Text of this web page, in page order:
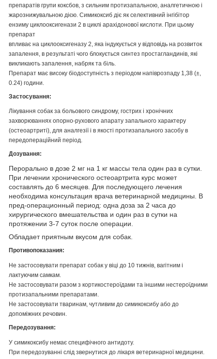
препаратів групи коксбов, з сильним протизапальною, аналгетичною і
жарознижувальною дією. Симикоксиб діє як селективний інгібітор
ензиму циклооксигенази 2 в циклі арахідонової кислоти. При цьому
препарат
впливає на циклооксигеназу 2, яка індукується у відповідь на розвиток
запалення, в результаті чого блокується синтез простагландинів, які
викликають запалення, набряк та біль.
Препарат має високу біодоступність з періодом напіврозпаду 1,38 (±,
0.24) години.
Застосування:
Лікування собак за больового синдрому, гострих і хронічних
захворюваннях опорно-рухового апарату запального характеру
(остеоартриті), для аналгезії і в якості протизапального засобу в
передопераційний період.
Дозування:
Перорально в дозе 2 мг на 1 кг массы тела один раз в сутки.
При лечении хронического остеоартрита курс может
составлять до 6 месяцев. Для последующего лечения
необходима консультация врача ветеринарной медицины. В
пред-операционный период: одна доза за 2 часа до
хирургического вмешательства и один раз в сутки на
протяжении 3-7 суток после операции.
Обладает приятным вкусом для собак.
Противопоказания:
Не застосовувати препарат собак у віці до 10 тижнів, вагітним і
лактуючим самкам.
Не застосовувати разом з кортикостероїдами та іншими нестероїдними
протизапальними препаратами.
Не застосовувати тваринам, чутливим до симикоксибу або до
допоміжних речовин.
Передозування:
У симикоксибу немає специфічного антидоту.
При передозуванні слід звернутися до лікаря ветеринарної медицини.